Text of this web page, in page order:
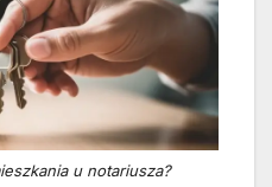
u notariusza?